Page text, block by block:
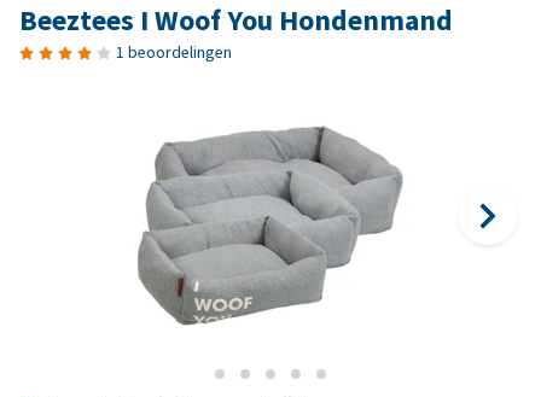
Beeztees I Woof You Hondenmand
1 beoordelingen